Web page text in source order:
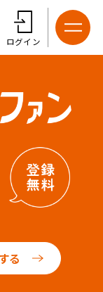
ログイン
る